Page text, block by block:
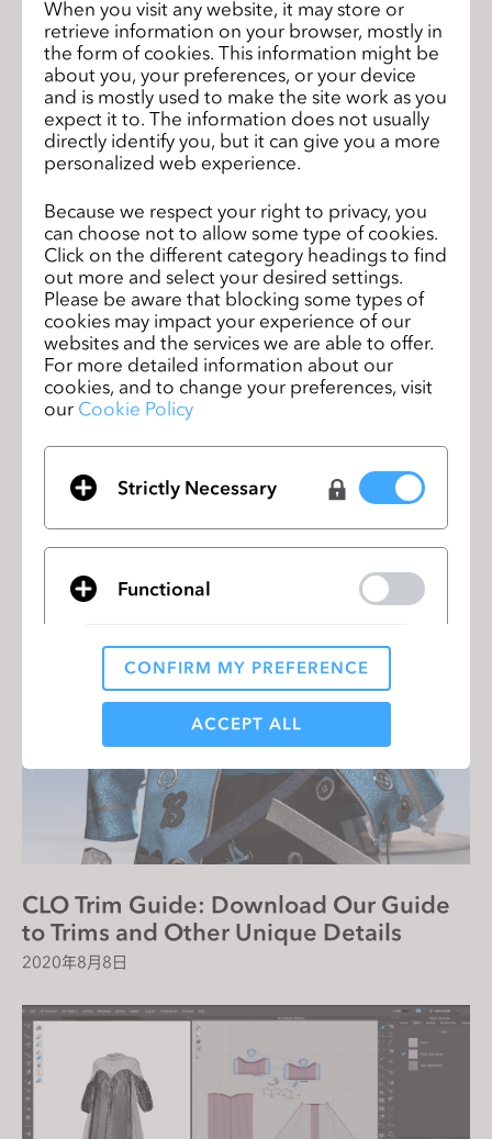
Istanbul Moda Academy Adds CLO to
Their Curriculum
2020年9月11日
Sourcing Journal Feature: Leveraging
the Benefits of Virtual Prototyping in a
Crisis And Beyond
CLO Trim Guide: Download Our Guide
to Trims and Other Unique Details
2020年8月8日
When you visit any website, it may store or
retrieve information on your browser, mostly in
the form of cookies. This information might be
about you, your preferences, or your device
and is mostly used to make the site work as you
expect it to. The information does not usually
directly identify you, but it can give you a more
personalized web experience.
Because we respect your right to privacy, you
can choose not to allow some type of cookies.
Click on the different category headings to find
out more and select your desired settings.
Please be aware that blocking some types of
cookies may impact your experience of our
websites and the services we are able to offer.
For more detailed information about our
cookies, and to change your preferences, visit
our Cookie Policy
Strictly Necessary
Functional
Analytical / Performance
Targeting
If you reject all, some features might not function
CONFIRM MY PREFERENCE
ACCEPT ALL